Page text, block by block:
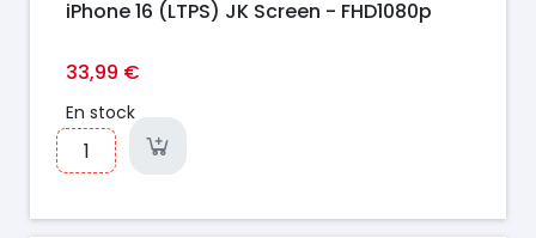
iPhone 16 (LTPS) JK Screen - FHD1080p
33,99 €
En stock